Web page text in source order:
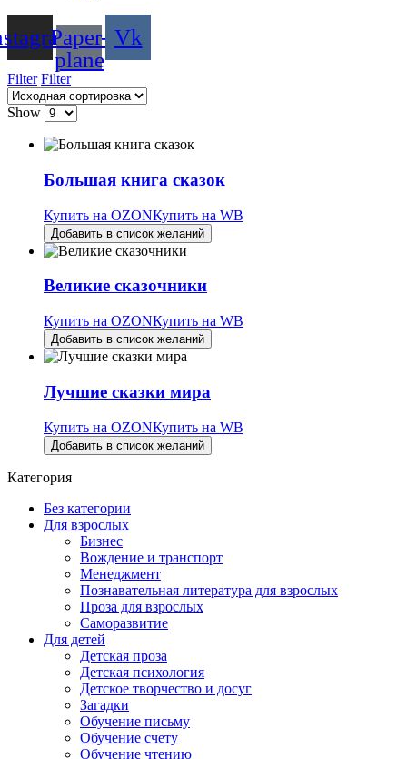
Paper-
plane
Vk
Filter Filter
Show
Большая книга сказок
Купить на OZONКупить на WB
Добавить в список желаний
Великие сказочники
Купить на OZONКупить на WB
Добавить в список желаний
Лучшие сказки мира
Купить на OZONКупить на WB
Добавить в список желаний
Категория
Без категории
Для взрослых
Бизнес
Вождение и транспорт
Менеджмент
Познавательная литература для взрослых
Проза для взрослых
Саморазвитие
Для детей
Детская проза
Детская психология
Детское творчество и досуг
Загадки
Обучение письму
Обучение счету
Обучение чтению